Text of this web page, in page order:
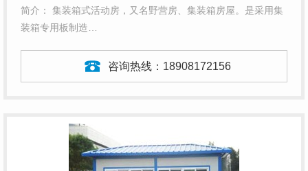
简介： 集装箱式活动房，又名野营房、集装箱房屋。是采用集
装箱专用板制造…
咨询热线： 18908172156